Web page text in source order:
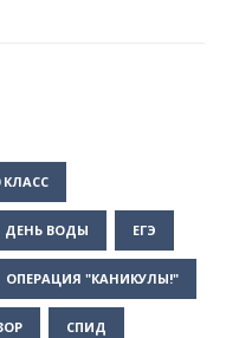
КЛАСС
ДЕНЬ ВОДЫ ЕГЭ
ОПЕРАЦИЯ "КАНИКУЛЫ!"
СПИД